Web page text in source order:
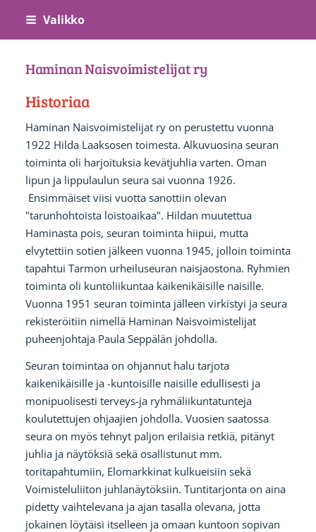
Siirry
Valikko
Haminan Naisvoimistelijat ry
Historiaa
Haminan Naisvoimistelijat ry on perustettu vuonna
1922 Hilda Laaksosen toimesta. Alkuvuosina seuran
toiminta oli harjoituksia kevätjuhlia varten. Oman
lipun ja lippulaulun seura sai vuonna 1926.
Ensimmäiset viisi vuotta sanottiin olevan
"tarunhohtoista loistoaikaa". Hildan muutettua
Haminasta pois, seuran toiminta hiipui, mutta
elvytettiin sotien jälkeen vuonna 1945, jolloin toiminta
tapahtui Tarmon urheiluseuran naisjaostona. Ryhmien
toiminta oli kuntoliikuntaa kaikenikäisille naisille.
Vuonna 1951 seuran toiminta jälleen virkistyi ja seura
rekisteröitiin nimellä Haminan Naisvoimistelijat
puheenjohtaja Paula Seppälän johdolla.
Seuran toimintaa on ohjannut halu tarjota
kaikenikäisille ja -kuntoisille naisille edullisesti ja
monipuolisesti terveys-ja ryhmäliikuntatunteja
koulutettujen ohjaajien johdolla. Vuosien saatossa
seura on myös tehnyt paljon erilaisia retkiä, pitänyt
juhlia ja näytöksiä sekä osallistunut mm.
toritapahtumiin, Elomarkkinat kulkueisiin sekä
Voimisteluliiton juhlanäytöksiin. Tuntitarjonta on aina
pidetty vaihtelevana ja ajan tasalla olevana, jotta
jokainen löytäisi itselleen ja omaan kuntoon sopivan